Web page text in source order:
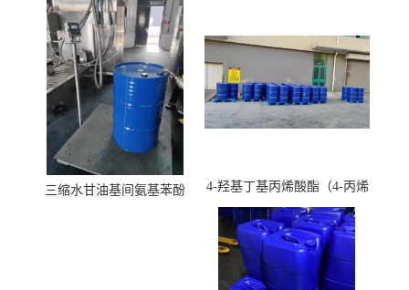
三缩水甘油基间氨基苯酚
4-羟基丁基丙烯酸酯（4-丙烯
酸羟丁酯）